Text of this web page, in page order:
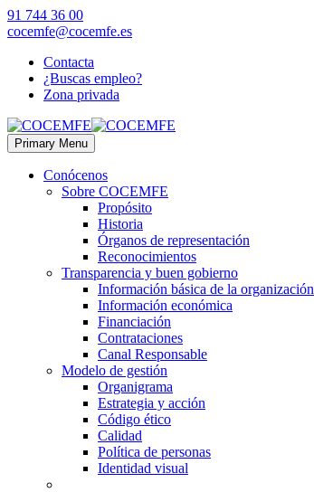
91 744 36 00
cocemfe@cocemfe.es
Contacta
¿Buscas empleo?
Zona privada
Primary Menu
Conócenos
Sobre COCEMFE
Propósito
Historia
Órganos de representación
Reconocimientos
Transparencia y buen gobierno
Información básica de la organización
Información económica
Financiación
Contrataciones
Canal Responsable
Modelo de gestión
Organigrama
Estrategia y acción
Código ético
Calidad
Política de personas
Identidad visual